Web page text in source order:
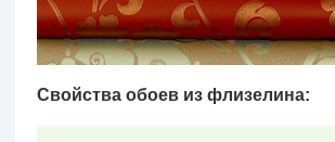
Свойства обоев из флизелина: